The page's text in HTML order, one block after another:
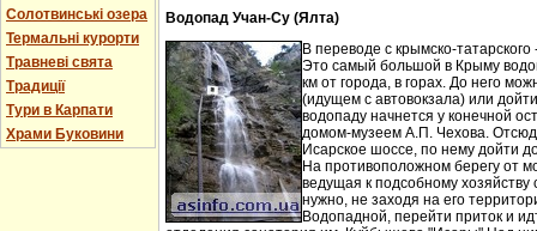
Солотвинські озера
Термальні курорти
Травневі свята
Традиції
Тури в Карпати
Храми Буковини
Водопад Учан-Су (Ялта)
В переводе с крымско-
Это самый большой в Крыму
км от города, в горах. До него
(идущем с автовокзала) или
водопаду начнется у конечной
домом-музеем А.П. Чехова.
Исарское шоссе, по нему дойти
На противоположном берегу от
ведущая к подсобному
нужно, не заходя на его
Водопадной, перейти приток и